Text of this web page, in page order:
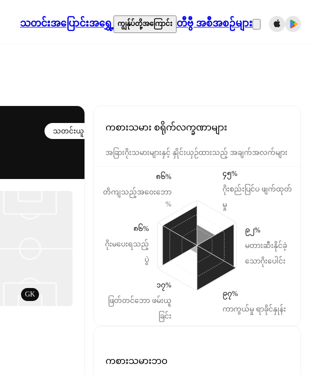
သတင်းအပြောင်းအရွှေ့ ကျွန်ုပ်တို့အကြောင်း တီဗွီ အစီအစဉ်များ
သတင်းယူရန်
GK
ကစားသမား စရိုက်လက္ခဏာများ
အခြားဂိုးသမားများနှင့် နှိုင်းယှဉ်ထားသည့် အချက်အလက်များ
တိကျသည့်အဝေးဘော
%
၈၆%
ဂိုးမပေးရသည့်
ပွဲ
၈၆%
ဖြတ်တင်ဘော ဖမ်းယူ
ခြင်း
၁၇%
ဂိုးစည်းပြင်ပ ဖျက်ထုတ်
မှု
၄၅%
မတားဆီးနိုင်ခဲ့
သောဂိုးပေါင်း
၉၂%
ကာကွယ်မှု ရာခိုင်နှုန်း
၉၇%
ကစားသမားဘဝ